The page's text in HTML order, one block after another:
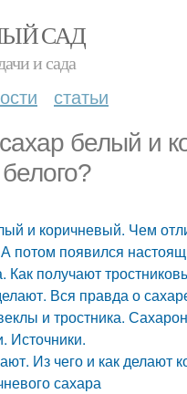
САД
и сада
статьи
белый и
и коричневый. Чем
потом появился
Как получают
Вся правда о
и тростника.
Источники.
Из чего и как
сахара